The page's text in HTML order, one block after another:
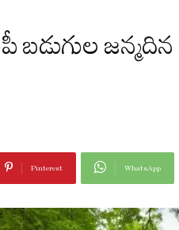
జన్మదిన
Pinterest WhatsApp